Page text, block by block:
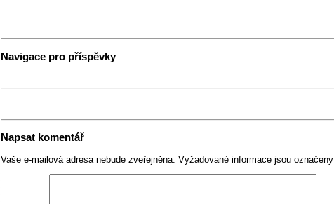
Navigace pro příspěvky
Napsat komentář
Vaše e-mailová adresa nebude zveřejněna. Vyžadované informace jsou označeny